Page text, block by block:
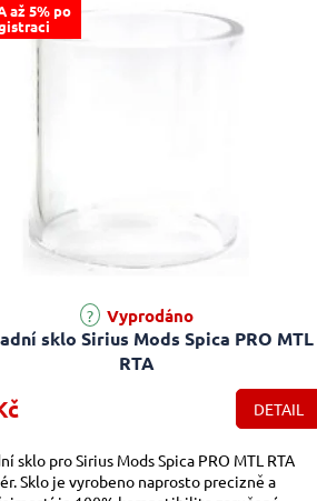
až 5% po
sklo Sirius Mods Spica PRO MTL
RTA
Vyprodáno
DETAIL
sklo pro Sirius Mods Spica PRO MTL RTA
Sklo je vyrobeno naprosto precizně a